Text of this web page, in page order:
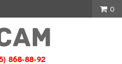
868-88-92
0